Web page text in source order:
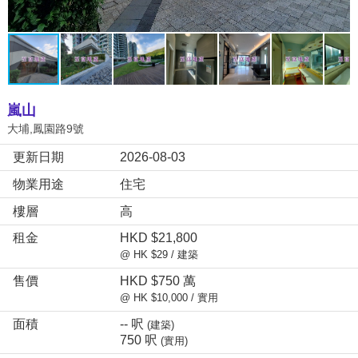
嵐山
大埔,鳳園路9號
更新日期
2026-08-03
物業用途
住宅
樓層
高
租金
HKD $21,800
@ HK $29 / 建築
售價 HKD $750 萬
@ HK $10,000 / 實用
面積 -- 呎(建築)
750 呎(實用)